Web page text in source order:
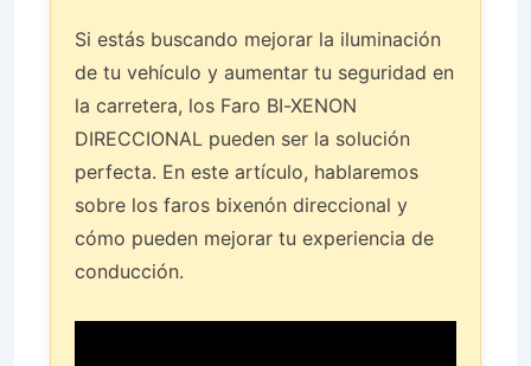
Si estás buscando mejorar la iluminación
de tu vehículo y aumentar tu seguridad en
la carretera, los Faro BI-XENON
DIRECCIONAL pueden ser la solución
perfecta. En este artículo, hablaremos
sobre los faros bixenón direccional y
cómo pueden mejorar tu experiencia de
conducción.